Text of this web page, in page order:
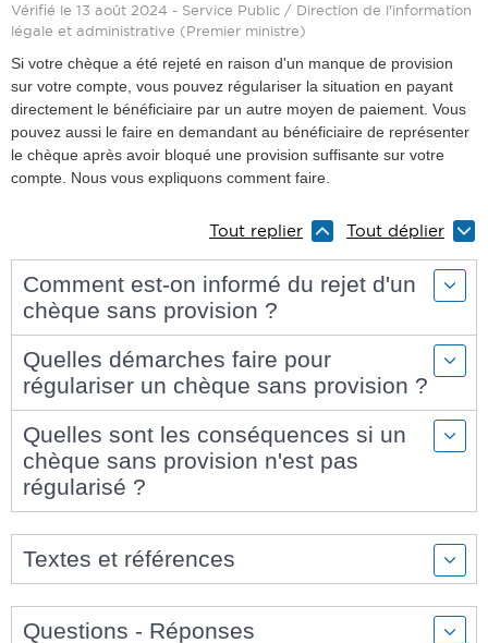
Vérifié le 13 août 2024 - Service Public / Direction de l'information
légale et administrative (Premier ministre)
Si votre chèque a été rejeté en raison d'un manque de provision
sur votre compte, vous pouvez régulariser la situation en payant
directement le bénéficiaire par un autre moyen de paiement. Vous
pouvez aussi le faire en demandant au bénéficiaire de représenter
le chèque après avoir bloqué une provision suffisante sur votre
compte. Nous vous expliquons comment faire.
Tout replier Tout déplier
Comment est-on informé du rejet d'un
chèque sans provision ?
Quelles démarches faire pour
régulariser un chèque sans provision ?
Quelles sont les conséquences si un
chèque sans provision n'est pas
régularisé ?
Textes et références
Questions - Réponses